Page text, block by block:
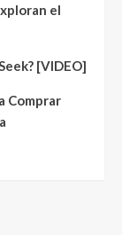
el
[VIDEO]
Comprar